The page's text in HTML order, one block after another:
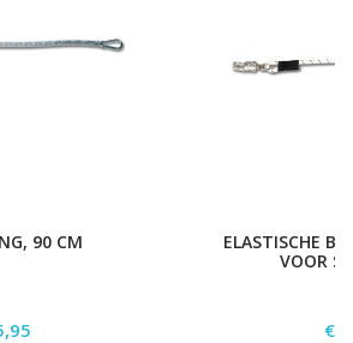
90 CM
ELASTISCHE
VOOR
€